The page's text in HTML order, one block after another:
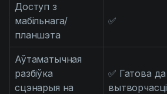
Доступ з
мабільнага/
планшэта
✅
Аўтаматычная
разбіўка
сцэнарыя на
✅ Гатова да
вытворчасці